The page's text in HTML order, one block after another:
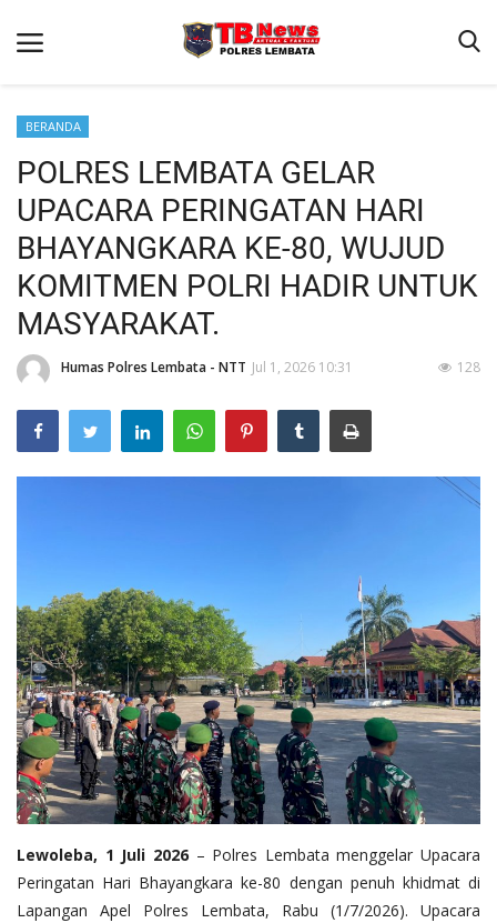
Beranda
Binkam
Terms & Conditions
Giat Ops
Reskrim
Polisi Kita
Lantas
BERANDA
POLRES LEMBATA GELAR
UPACARA PERINGATAN HARI
BHAYANGKARA KE-80, WUJUD
KOMITMEN POLRI HADIR UNTUK
MASYARAKAT.
Humas Polres Lembata - NTT Jul 1, 2026 10:31 128
Lewoleba, 1 Juli 2026– Polres Lembata menggelar Upacara
Peringatan Hari Bhayangkara ke-80 dengan penuh khidmat di
Lapangan Apel Polres Lembata, Rabu (1/7/2026). Upacara